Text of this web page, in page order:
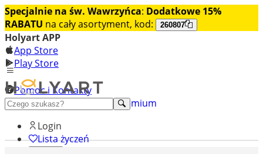
Specjalnie na św. Wawrzyńca: Dodatkowe 15%
RABATU na cały asortyment, kod: 260807
Holyart APP
App Store
Play Store
Pomoc i Kontakty
+48 222 922 860
Odkryj premium
Login
Lista życzeń